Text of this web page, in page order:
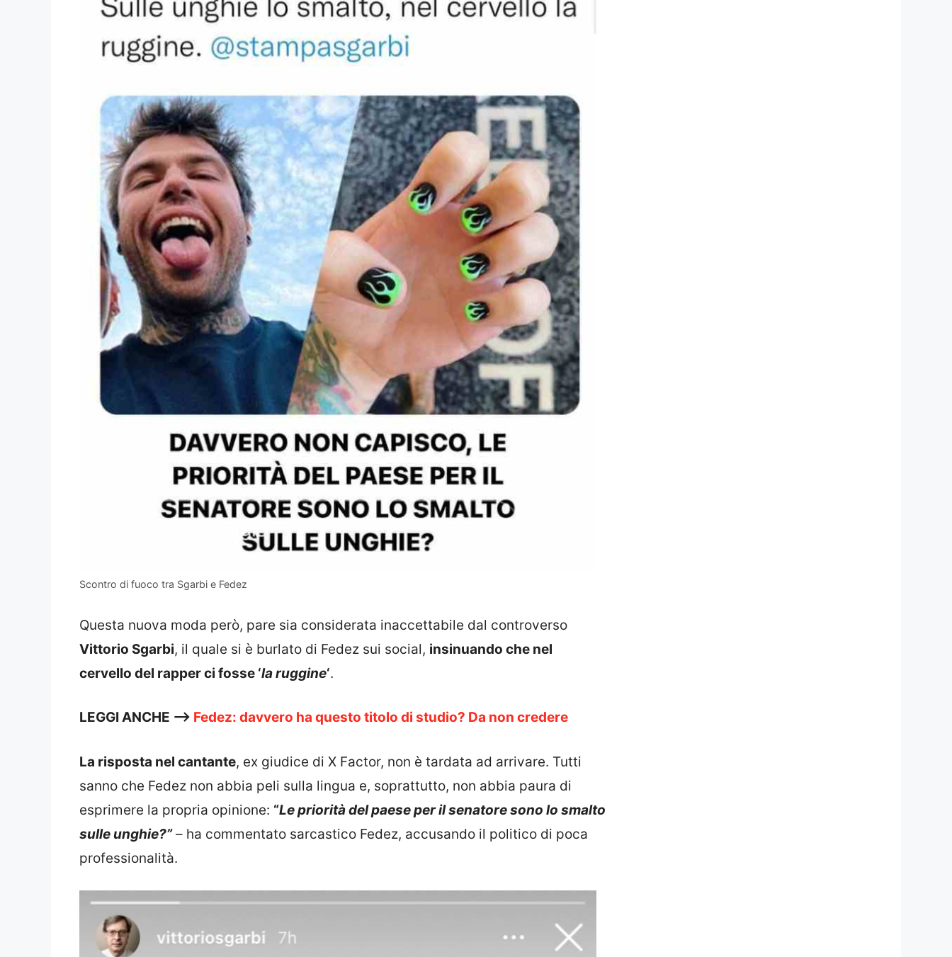
Scontro di fuoco tra Sgarbi e Fedez
Questa nuova moda però, pare sia considerata inaccettabile dal controverso
Vittorio Sgarbi, il quale si è burlato di Fedez sui social, insinuando che nel
cervello del rapper ci fosse ‘la ruggine‘.
LEGGI ANCHE —> Fedez: davvero ha questo titolo di studio? Da non credere
La risposta nel cantante, ex giudice di X Factor, non è tardata ad arrivare. Tutti
sanno che Fedez non abbia peli sulla lingua e, soprattutto, non abbia paura di
esprimere la propria opinione: “Le priorità del paese per il senatore sono lo smalto
sulle unghie?”– ha commentato sarcastico Fedez, accusando il politico di poca
professionalità.